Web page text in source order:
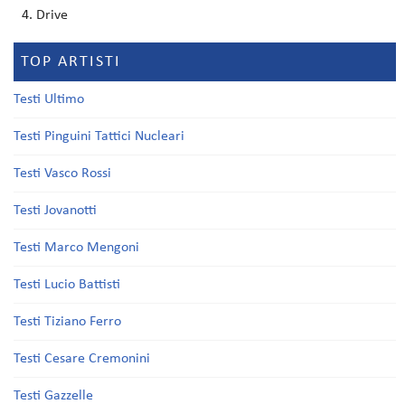
Drive
TOP ARTISTI
Testi Ultimo
Testi Pinguini Tattici Nucleari
Testi Vasco Rossi
Testi Jovanotti
Testi Marco Mengoni
Testi Lucio Battisti
Testi Tiziano Ferro
Testi Cesare Cremonini
Testi Gazzelle